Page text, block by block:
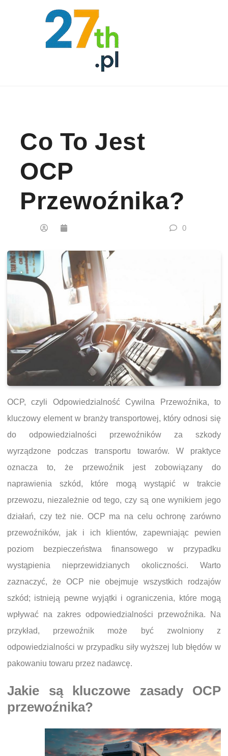
Co To Jest
OCP
Przewoźnika?
0
OCP, czyli Odpowiedzialność Cywilna Przewoźnika, to
kluczowy element w branży transportowej, który odnosi się
do odpowiedzialności przewoźników za szkody
wyrządzone podczas transportu towarów. W praktyce
oznacza to, że przewoźnik jest zobowiązany do
naprawienia szkód, które mogą wystąpić w trakcie
przewozu, niezależnie od tego, czy są one wynikiem jego
działań, czy też nie. OCP ma na celu ochronę zarówno
przewoźników, jak i ich klientów, zapewniając pewien
poziom bezpieczeństwa finansowego w przypadku
wystąpienia nieprzewidzianych okoliczności. Warto
zaznaczyć, że OCP nie obejmuje wszystkich rodzajów
szkód; istnieją pewne wyjątki i ograniczenia, które mogą
wpływać na zakres odpowiedzialności przewoźnika. Na
przykład, przewoźnik może być zwolniony z
odpowiedzialności w przypadku siły wyższej lub błędów w
pakowaniu towaru przez nadawcę.
Jakie są kluczowe zasady OCP
przewoźnika?